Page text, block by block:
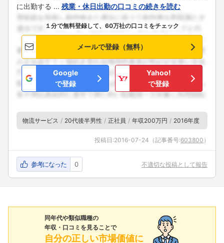
に出勤する ... 残業・休日出勤の口コミの続きを読む
１分で無料登録して、60万社の口コミをチェック
メールで登録（無料）
Google
で登録
Yahoo!
で登録
物流サービス 20代後半男性 正社員 年収200万円 2016年度
投稿日:2016-07-24 （記事番号:603800 ）
参考になった 0 不適切な投稿として報告
同年代や類似職種の
年収・口コミを見ることで
自分の正しい市場価値に